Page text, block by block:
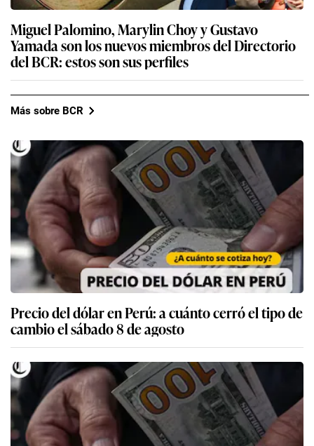
Miguel Palomino, Marylin Choy y Gustavo
Yamada son los nuevos miembros del Directorio
del BCR: estos son sus perfiles
Más sobre BCR
Precio del dólar en Perú: a cuánto cerró el tipo de
cambio el sábado 8 de agosto